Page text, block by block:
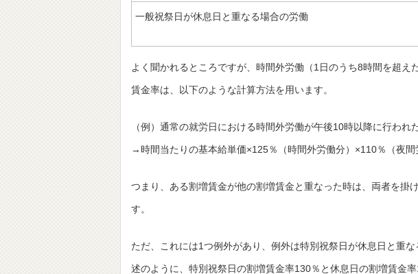
一般祝祭日が休息日と重なる場合の労働
よく聞かれるところですが、時間外労働（1日のうち8時間を超
賃金率は、以下のような計算方法を用います。
（例）通常の就労日における時間外労働が午後10時以降に行われ
→時間当たりの基本給単価×125％（時間外労働分）×110％（夜間
つまり、ある割増賃金が他の割増賃金と重なった時は、両者を掛
す。
ただ、これには1つ例外があり、例外は特別祝祭日が休息日と重
述のように、特別祝祭日の割増賃金率130％と休息日の割増賃金